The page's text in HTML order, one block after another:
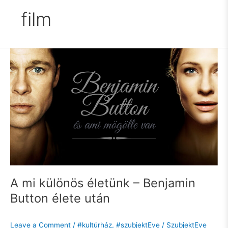
film
A mi különös életünk – Benjamin
Button élete után
Leave a Comment / #kultúrház, #szubjektEve / SzubjektEve
A
mi
különös
életünk
–
Benjamin
Button
élete
után